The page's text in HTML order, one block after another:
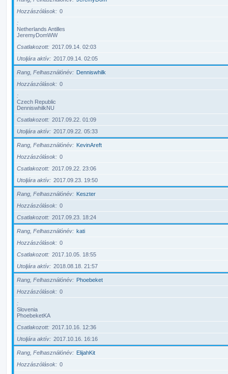
Hozzászólások
0
Netherlands Antilles
JeremyDomWW
Csatlakozott
2017.09.14. 02:03
Utoljára aktív
2017.09.14. 02:05
Rang, Felhasználónév
Denniswhilk
Hozzászólások
0
Czech Republic
DenniswhilkNU
Csatlakozott
2017.09.22. 01:09
Utoljára aktív
2017.09.22. 05:33
Rang, Felhasználónév
KevinAreft
Hozzászólások
0
Csatlakozott
2017.09.22. 23:06
Utoljára aktív
2017.09.23. 19:50
Rang, Felhasználónév
Keszter
Hozzászólások
0
Csatlakozott
2017.09.23. 18:24
Rang, Felhasználónév
kati
Hozzászólások
0
Csatlakozott
2017.10.05. 18:55
Utoljára aktív
2018.08.18. 21:57
Rang, Felhasználónév
Phoebeket
Hozzászólások
0
Slovenia
PhoebeketKA
Csatlakozott
2017.10.16. 12:36
Utoljára aktív
2017.10.16. 16:16
Rang, Felhasználónév
ElijahKit
Hozzászólások
0